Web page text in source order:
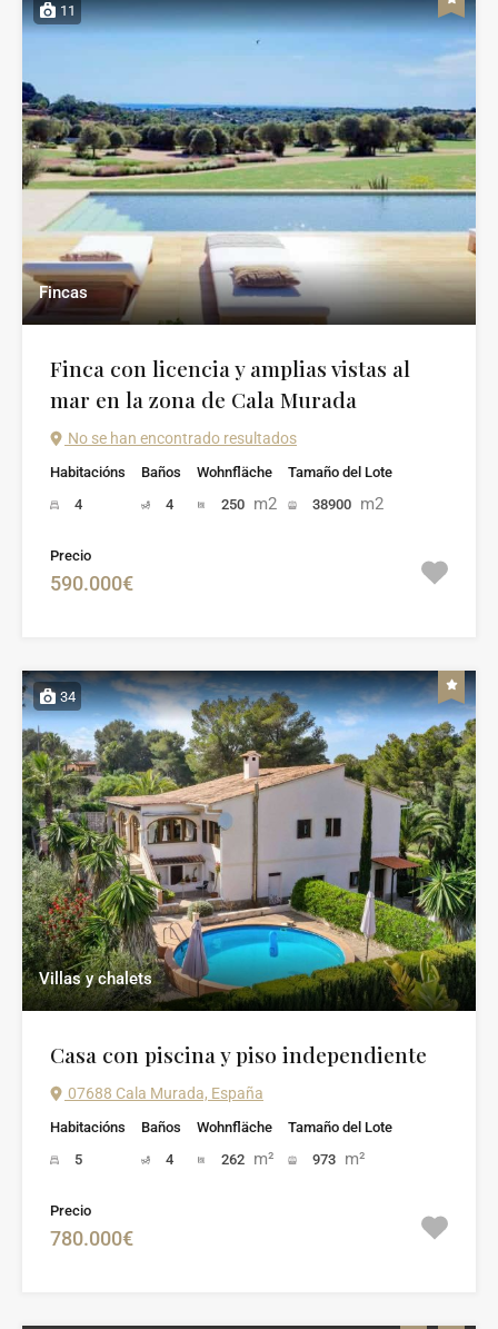
11
Fincas
Finca con licencia y amplias vistas al
mar en la zona de Cala Murada
No se han encontrado resultados
Habitacións
4
Baños
4
Wohnfläche
250 m2
Tamaño del Lote
38900 m2
Precio
590.000€
34
Villas y chalets
Casa con piscina y piso independiente
07688 Cala Murada, España
Habitacións
5
Baños
4
Wohnfläche
262 m²
Tamaño del Lote
973 m²
Precio
780.000€